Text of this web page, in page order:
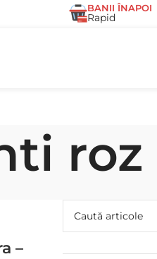
BANII ÎNAPOI
Rapid
roz
–